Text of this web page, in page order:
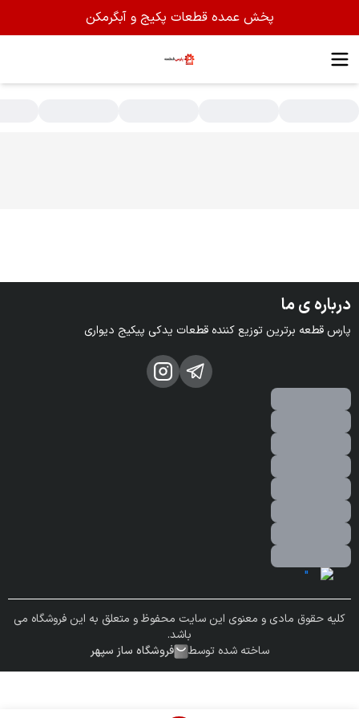
پخش عمده قطعات پکیج و آبگرمکن
درباره ی ما
پارس قطعه برترین توزیع کننده قطعات یدکی پیکیج دیواری
کلیه حقوق مادی و معنوی این سایت محفوظ و متعلق به این فروشگاه می
باشد.
ساخته شده توسط
فروشگاه ساز سپهر